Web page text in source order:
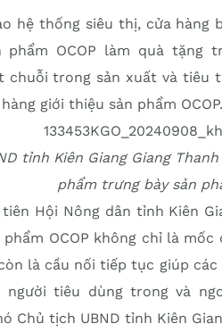
hệ thống siêu thị, cửa hàng
phẩm OCOP làm quà tặng
chuỗi trong sản xuất và tiêu
giới thiệu sản phẩm OCOP.
tỉnh Kiên Giang Giang
phẩm trưng bày sản
tiên Hội Nông dân tỉnh Kiên
phẩm OCOP không chỉ là
là cầu nối tiếp tục giúp
người tiêu dùng trong và
Chủ tịch UBND tỉnh Kiên